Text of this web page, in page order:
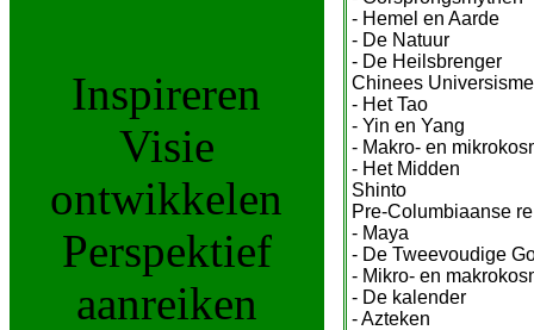
Inspireren
Visie
ontwikkelen
Perspektief
aanreiken
- Hemel en Aarde
- De Natuur
- De Heilsbrenger
Chinees Universisme
- Het Tao
- Yin en Yang
- Makro- en
- Het Midden
Shinto
Pre-Columbiaanse
- Maya
- De Tweevoudige
- Mikro- en
- De kalender
- Azteken